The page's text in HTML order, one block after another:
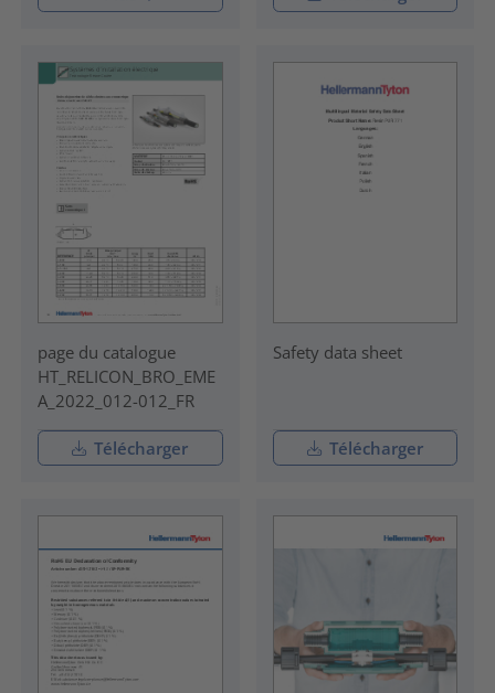
page du catalogue
HT_RELICON_BRO_EME
A_2022_012-012_FR
Télécharger
Safety data sheet
Télécharger